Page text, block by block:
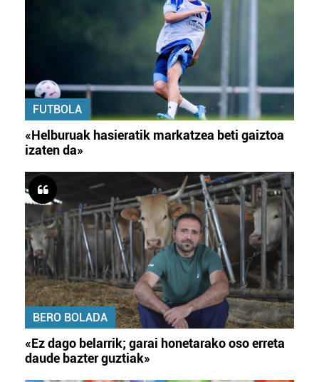
FUTBOLA
«Helburuak hasieratik markatzea beti gaiztoa
izaten da»
BERO BOLADA
«Ez dago belarrik; garai honetarako oso erreta
daude bazter guztiak»